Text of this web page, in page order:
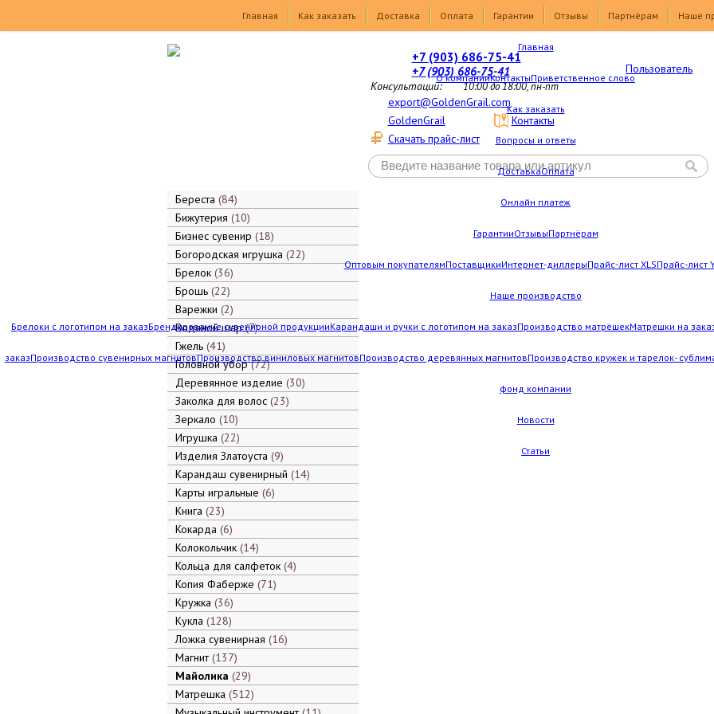
Главная
Как заказать Доставка Оплата Гарантии Отзывы Партнёрам Наше
Главная
О компанииКонтактыПриветственное слово
Как заказать
Вопросы и ответы
ДоставкаОплата
Онлайн платеж
ГарантииОтзывыПартнёрам
Оптовым покупателямПоставщикиИнтернет-диллерыПрайс-лист XLSПрайс-лист
Наше производство
Брелоки с логотипом на заказБрендирование сувенирной продукцииКарандаши и ручки с логотипом на заказПроизводство матрёшекМатрешки на
заказПроизводство сувенирных магнитовПроизводство виниловых магнитовПроизводство деревянных магнитовПроизводство кружек и тарелок-
фонд компании
Новости
Статьи
+7 (903) 686-75-41
+7 (903) 686-75-41
Консультации: 10:00 до 18:00, пн-пт
export@GoldenGrail.com
GoldenGrail
Скачать прайс-лист
Контакты
Пользователь
Береста 84
Бижутерия 10
Бизнес сувенир 18
Богородская игрушка 22
Брелок 36
Брошь 22
Варежки 2
Водяной шар 7
Гжель 41
Головной убор 72
Деревянное изделие 30
Заколка для волос 23
Зеркало 10
Игрушка 22
Изделия Златоуста 9
Карандаш сувенирный 14
Карты игральные 6
Книга 23
Кокарда 6
Колокольчик 14
Кольца для салфеток 4
Копия Фаберже 71
Кружка 36
Кукла 128
Ложка сувенирная 16
Магнит 137
Майолика 29
Матрешка 512